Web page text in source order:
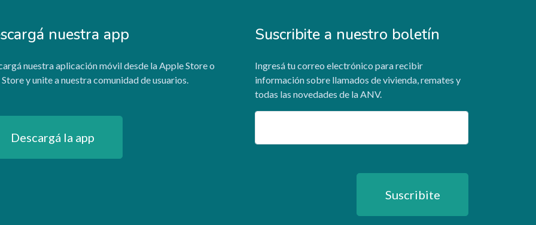
nuestra app
nuestra aplicación móvil desde la Apple Store o
Store y unite a nuestra comunidad de usuarios.
Descargá la app
Suscribite a nuestro boletín
Ingresá tu correo electrónico para recibir
información sobre llamados de vivienda, remates y
todas las novedades de la ANV.
Email
Suscribite